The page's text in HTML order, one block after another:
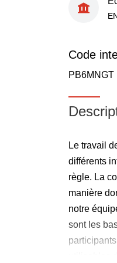
Code
PB6MNGT
Le travail
différents
règle. La
manière
notre
sont les